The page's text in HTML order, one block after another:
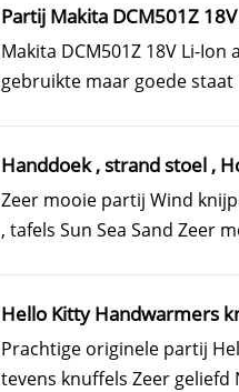
Partij Makita DCM501Z
Makita DCM501Z 18V Li-
gebruikte maar goede
Handdoek , strand stoel ,
Zeer mooie partij Wind
, tafels Sun Sea Sand Zeer
Hello Kitty Handwarmers
Prachtige originele partij
tevens knuffels Zeer